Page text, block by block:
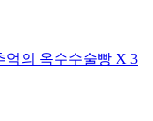
억의 옥수수술빵 X 3